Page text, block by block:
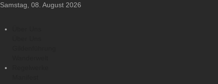
Samstag, 08. August 2026